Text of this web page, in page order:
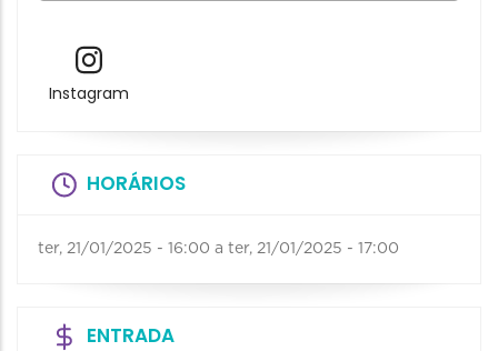
Instagram
HORÁRIOS
ter, 21/01/2025 - 16:00 a ter, 21/01/2025 - 17:00
ENTRADA